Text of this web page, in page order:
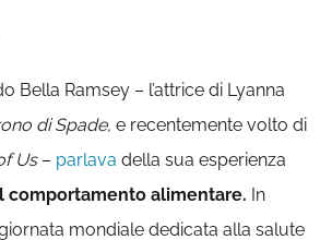
Bella Ramsey – l’attrice di Lyanna
di Spade, e recentemente volto di
Us– parlava della sua esperienza
comportamento alimentare. In
mondiale dedicata alla salute